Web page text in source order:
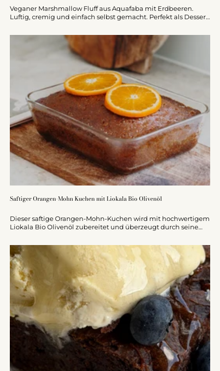
Veganer Marshmallow Fluff aus Aquafaba mit Erdbeeren.
Luftig, cremig und einfach selbst gemacht. Perfekt als Dessert
Saftiger Orangen-Mohn Kuchen mit Liokala Bio Olivenöl
Dieser saftige Orangen-Mohn-Kuchen wird mit hochwertigem
Liokala Bio Olivenöl zubereitet und überzeugt durch seine
Anstelle von Butter sorgt das Olivenöl für besondere Saftigkeit
und eine feine Geschmacksnote. Verfeinert mit frischem
Orangensaft und einem süßen Zuckerguss ist der Kuchen
einfach zuzubereiten und ideal für jede Gelegenheit. Perfekt
serviert mit griechischem Joghurt oder pur.